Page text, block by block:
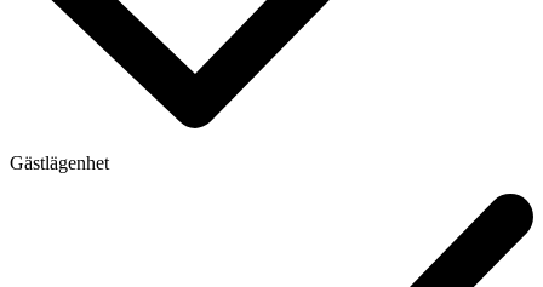
Gästlägenhet